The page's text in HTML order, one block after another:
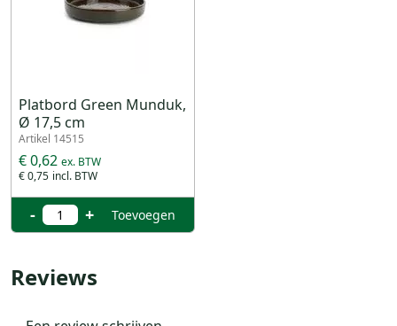
Platbord Green Munduk,
Ø 17,5 cm
Artikel 14515
€ 0,75
€ 0,62
- + Toevoegen
Reviews